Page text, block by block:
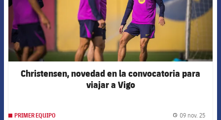
Christensen, novedad en la convocatoria para
viajar a Vigo
PRIMER EQUIPO 09 nov. 25